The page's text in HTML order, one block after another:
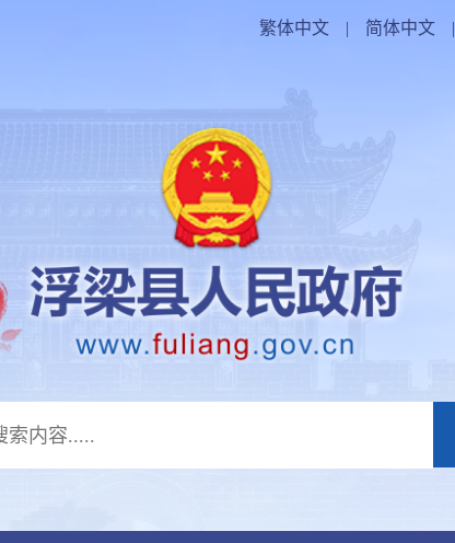
繁体中文 | 简体中文 |